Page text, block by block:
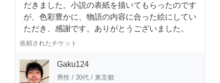
だきました。小説の表紙を描いてもらったのです
が、色彩豊かに、物語の内容に合った絵にしてい
ただき、感謝です。ありがとうございました。
依頼されたチケット
Gaku124
男性 / 30代 / 東京都